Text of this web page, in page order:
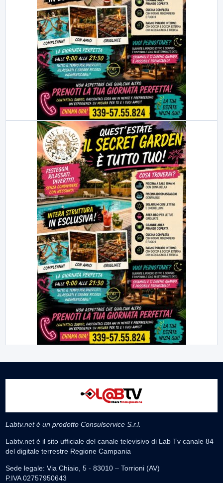
Labtv.net è un prodotto Consulservice S.r.l.
Labtv.net è il sito ufficiale del canale televisivo di Lab Tv canale 84
del digitale terrestre Regione Campania
Sede legale: Via Chiaio, 5 - 83010 – Torrioni (AV)
P.IVA 02757950643